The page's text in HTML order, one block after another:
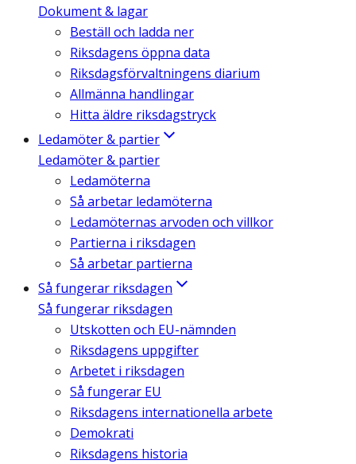
Dokument & lagar
Beställ och ladda ner
Riksdagens öppna data
Riksdagsförvaltningens diarium
Allmänna handlingar
Hitta äldre riksdagstryck
Ledamöter & partier
Ledamöter & partier
Ledamöterna
Så arbetar ledamöterna
Ledamöternas arvoden och villkor
Partierna i riksdagen
Så arbetar partierna
Så fungerar riksdagen
Så fungerar riksdagen
Utskotten och EU-nämnden
Riksdagens uppgifter
Arbetet i riksdagen
Så fungerar EU
Riksdagens internationella arbete
Demokrati
Riksdagens historia